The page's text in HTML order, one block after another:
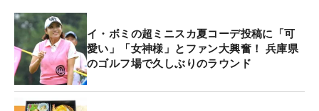
イ・ボミの超ミニスカ夏コーデ投稿に「可
愛い」「女神様」とファン大興奮！ 兵庫県
のゴルフ場で久しぶりのラウンド